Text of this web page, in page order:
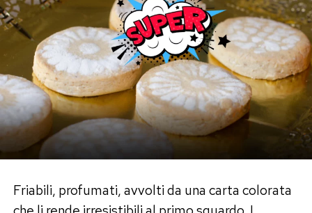
Friabili, profumati, avvolti da una carta colorata